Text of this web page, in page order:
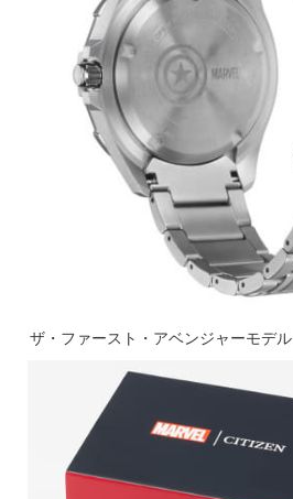
ザ・ファースト・アベンジャーモデル